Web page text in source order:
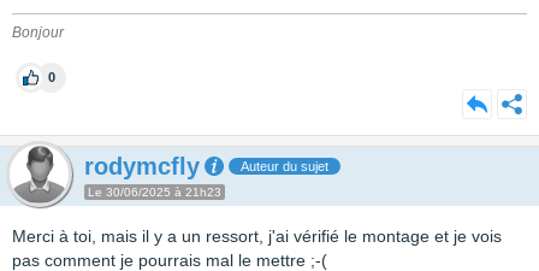
Bonjour
0
rodymcfly Auteur du sujet
Le 30/06/2025 à 21h23
Merci à toi, mais il y a un ressort, j'ai vérifié le montage et je vois
pas comment je pourrais mal le mettre ;-(